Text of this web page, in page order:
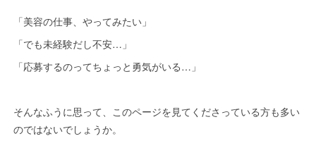
「美容の仕事、やってみたい」
「でも未経験だし不安…」
「応募するのってちょっと勇気がいる…」
そんなふうに思って、このページを見てくださっている方も多い
のではないでしょうか。